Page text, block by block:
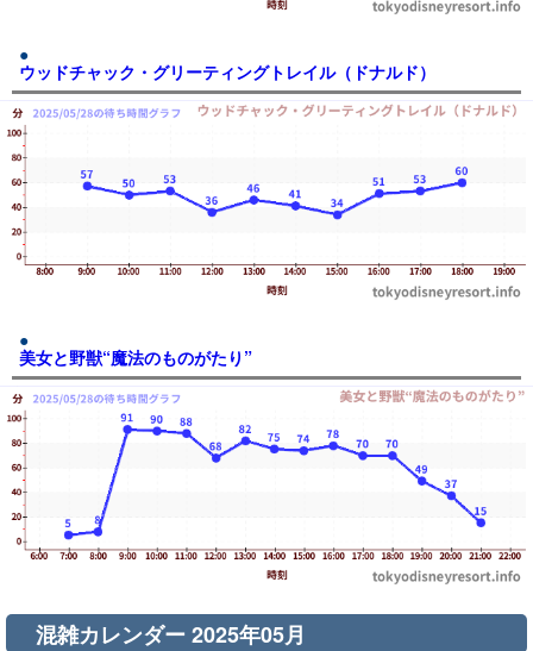
ウッドチャック・グリーティングトレイル（ドナルド）
美女と野獣“魔法のものがたり”
混雑カレンダー 2025年05月